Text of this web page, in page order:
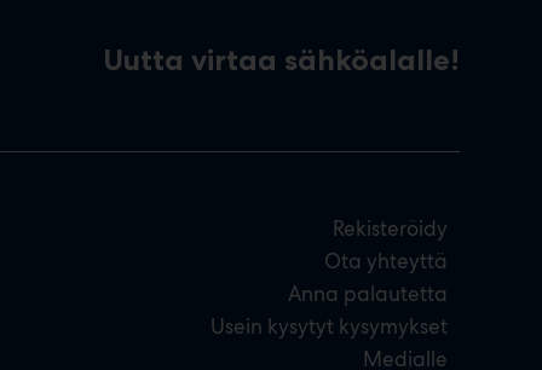
Uutta virtaa sähköalalle!
Rekisteröidy
Ota yhteyttä
Anna palautetta
Usein kysytyt kysymykset
Medialle